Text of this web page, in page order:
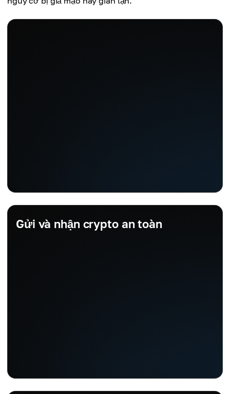
Gửi và nhận crypto an toàn